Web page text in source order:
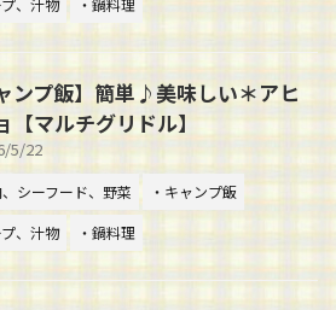
プ、汁物
・鍋料理
ンプ飯】簡単♪美味しい＊アヒ
【マルチグリドル】
5/22
、シーフード、野菜
・キャンプ飯
プ、汁物
・鍋料理